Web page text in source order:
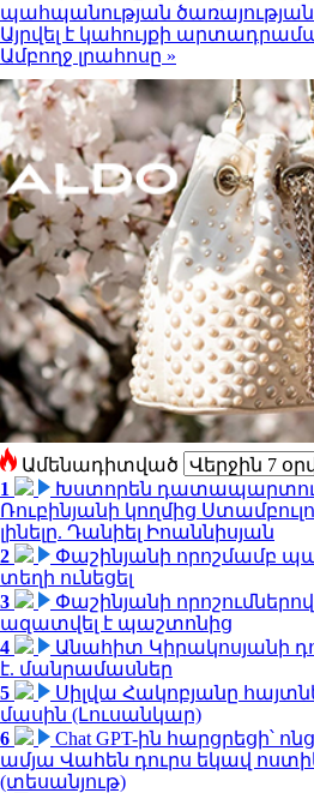
պահպանության
Այրվել է կահույքի
Ամբողջ լրահոսը »
Ամենադիտված
1
Խստորեն
Ռուբինյանի կողմից
լինելը. Դանիել Իոաննիսյան
2
Փաշինյանի որոշմամբ
տեղի ունեցել
3
Փաշինյանի
ազատվել է պաշտոնից
4
Անահիտ Կիրակոսյանի
է. մանրամասներ
5
Սիլվա Հակոբյանը
մասին (Լուսանկար)
6
Chat GPT-ին հարցրեցի՝
ամյա Վահեն դուրս եկավ
(տեսանյութ)